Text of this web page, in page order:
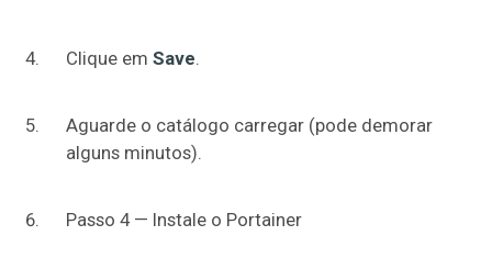
Clique em Save.
Aguarde o catálogo carregar (pode demorar
alguns minutos).
Passo 4 — Instale o Portainer